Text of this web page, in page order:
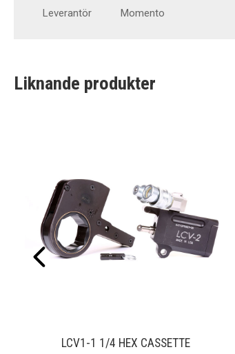
Leverantör Momento
Liknande produkter
LCV1-1 1/4 HEX CASSETTE